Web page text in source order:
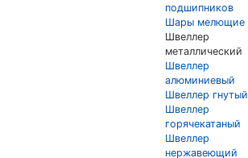
подшипников
Шары мелющие
Швеллер
металлический
Швеллер
алюминиевый
Швеллер гнутый
Швеллер
горячекатаный
Швеллер
нержавеющий